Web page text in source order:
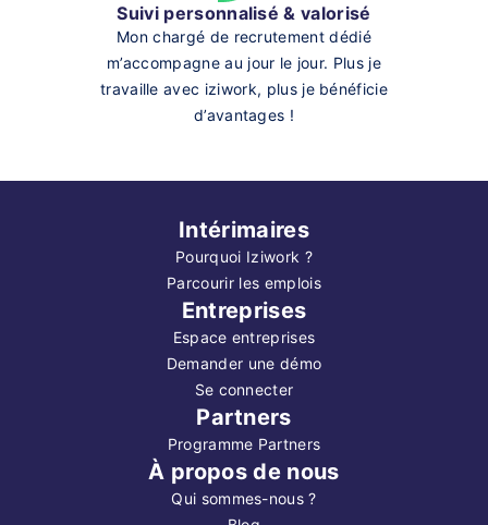
Suivi personnalisé & valorisé
Mon chargé de recrutement dédié
m’accompagne au jour le jour. Plus je
travaille avec iziwork, plus je bénéficie
d’avantages !
Intérimaires
Pourquoi Iziwork ?
Parcourir les emplois
Entreprises
Espace entreprises
Demander une démo
Se connecter
Partners
Programme Partners
À propos de nous
Qui sommes-nous ?